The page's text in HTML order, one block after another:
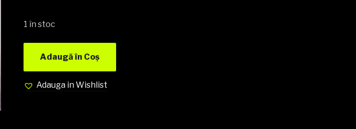
1 în stoc
Adaugă în Coș
Adauga in Wishlist